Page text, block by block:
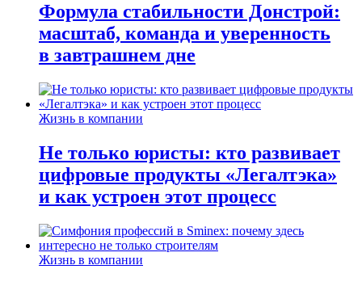
Формула стабильности Донстрой:
масштаб, команда и уверенность
в завтрашнем дне
Жизнь в компании
Не только юристы: кто развивает
цифровые продукты «Легалтэка»
и как устроен этот процесс
Жизнь в компании